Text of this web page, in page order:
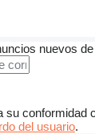
nuevos
su conformidad
del usuario.